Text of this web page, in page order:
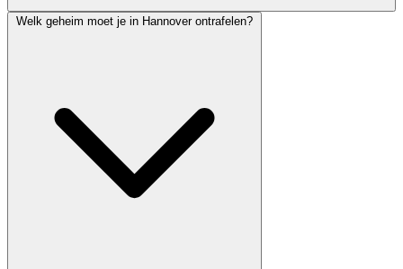
Welk geheim moet je in Hannover ontrafelen?